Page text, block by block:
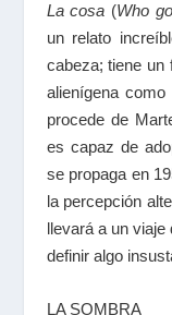
La cosa (Who
un relato
cabeza; tiene un
alienígena
procede de
es capaz de
se propaga en
la percepción
llevará a un viaje
definir algo
LA SOMBRA